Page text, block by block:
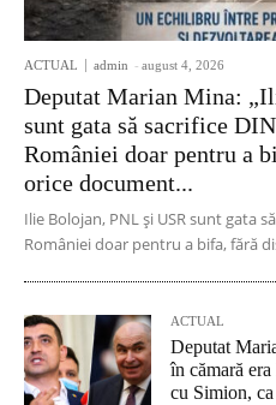
ACTUAL admin - august 4, 2026
Deputat Marian Mina:
sunt gata să sacrifice
României doar pentru a
orice document...
Ilie Bolojan, PNL și USR sunt gata
României doar pentru a bifa, fără
ACTUAL
Deputat
în cămară
cu Simion,